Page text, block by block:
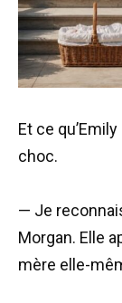
Et ce
choc.
— Je
Morgan. Elle
mère elle-